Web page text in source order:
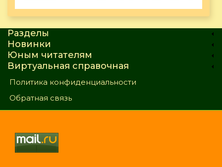
Разделы
Новинки
Юным читателям
Виртуальная справочная
Политика конфиденциальности
Обратная связь